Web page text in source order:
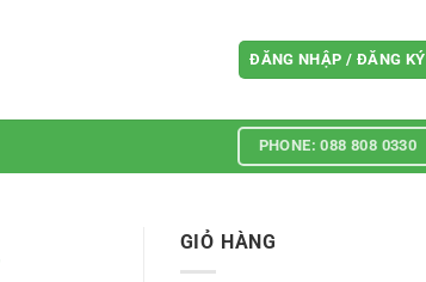
ĐĂNG NHẬP / ĐĂNG KÝ
PHONE: 088 808 0330
GIỎ HÀNG